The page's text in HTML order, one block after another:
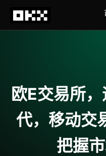
欧E交易所
代，移动交
把握市